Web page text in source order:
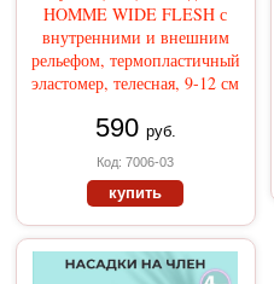
HOMME WIDE FLESH с
внутренними и внешним
рельефом, термопластичный
эластомер, телесная, 9-12 см
590 руб.
Код: 7006-03
купить